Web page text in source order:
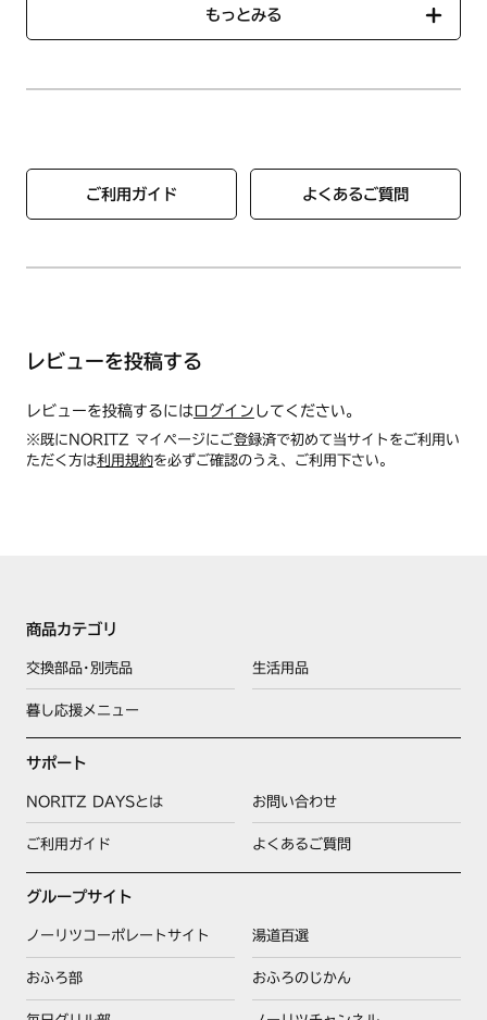
もっとみる
ご利用ガイド よくあるご質問
レビューを投稿する
レビューを投稿するにはログイン してください。
※既にNORITZ マイページにご登録済で初めて当サイトをご利用い
ただく方は利用規約を必ずご確認のうえ、ご利用下さい。
商品カテゴリ
交換部品･別売品 生活用品
暮し応援メニュー
サポート
NORITZ DAYSとは お問い合わせ
ご利用ガイド よくあるご質問
グループサイト
ノーリツコーポレートサイト 湯道百選
おふろ部 おふろのじかん